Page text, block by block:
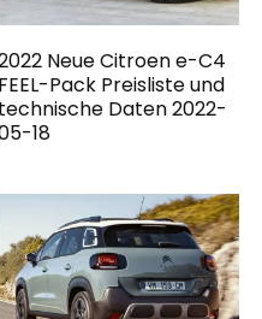
Neue Citroen e-C4
FEEL-Pack Preisliste und
technische Daten 2022-
18